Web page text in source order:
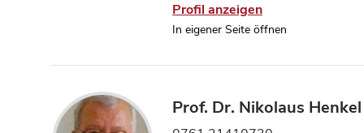
Profil anzeigen
In eigener Seite öffnen
Prof. Dr. Nikolaus Henkel